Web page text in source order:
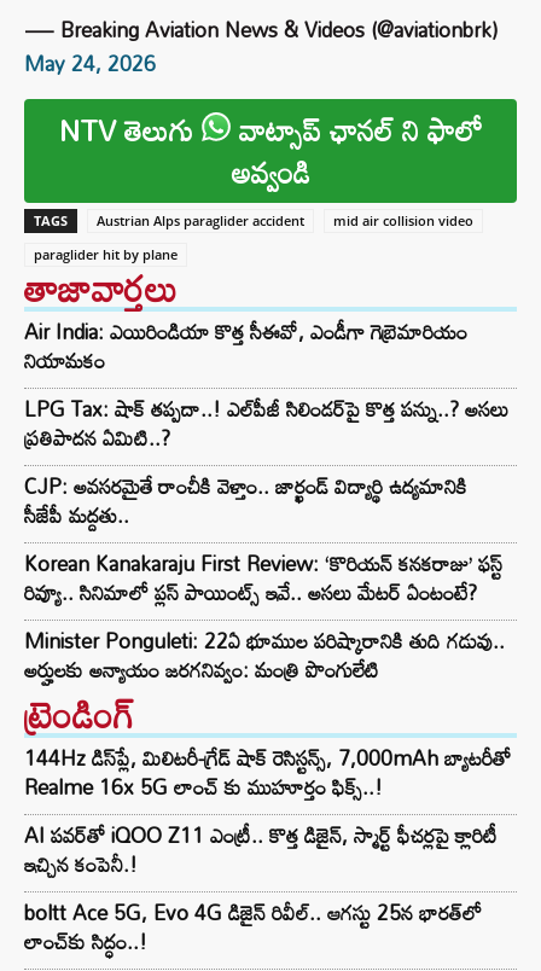
— Breaking Aviation News & Videos (@aviationbrk)
May 24, 2026
NTV తెలుగు వాట్సాప్ ఛానల్ ని ఫాలో
అవ్వండి
TAGS Austrian Alps paraglider accident
mid air collision video
paraglider hit by plane
తాజావార్తలు
Air India: ఎయిరిండియా కొత్త సీఈవో, ఎండీగా గెబ్రెమారియం
నియామకం
LPG Tax: షాక్‌ తప్పదా..! ఎల్‌పీజీ సిలిండర్‌పై కొత్త పన్ను..? అసలు
ప్రతిపాదన ఏమిటి..?
CJP: అవసరమైతే రాంచీకి వెళ్తాం.. జార్ఖండ్ విద్యార్థి ఉద్యమానికి
సీజేపీ మద్దతు..
Korean Kanakaraju First Review: ‘కొరియన్ కనకరాజు’ ఫస్ట్
రివ్యూ.. సినిమాలో ప్లస్ పాయింట్స్ ఇవే.. అసలు మేటర్ ఏంటంటే?
Minister Ponguleti: 22ఏ భూముల పరిష్కారానికి తుది గడువు..
అర్హులకు అన్యాయం జరగనివ్వం: మంత్రి పొంగులేటి
ట్రెండింగ్‌
144Hz డిస్‌ప్లే, మిలిటరీ-గ్రేడ్ షాక్ రెసిస్టన్స్, 7,000mAh బ్యాటరీతో
Realme 16x 5G లాంచ్ కు ముహూర్తం ఫిక్స్..!
AI పవర్‌తో iQOO Z11 ఎంట్రీ.. కొత్త డిజైన్, స్మార్ట్ ఫీచర్లపై క్లారిటీ
ఇచ్చిన కంపెనీ.!
boltt Ace 5G, Evo 4G డిజైన్ రివీల్.. ఆగస్టు 25న భారత్‌లో
లాంచ్‌కు సిద్ధం..!